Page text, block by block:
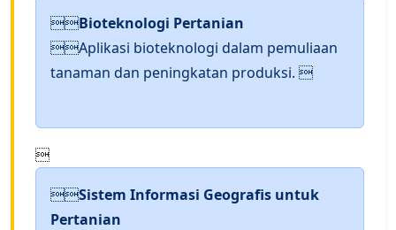
Bioteknologi Pertanian
Aplikasi bioteknologi dalam pemuliaan
tanaman dan peningkatan produksi. 

Sistem Informasi Geografis untuk
Pertanian